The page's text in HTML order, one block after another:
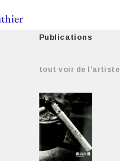
Publications
tout voir de l'artiste